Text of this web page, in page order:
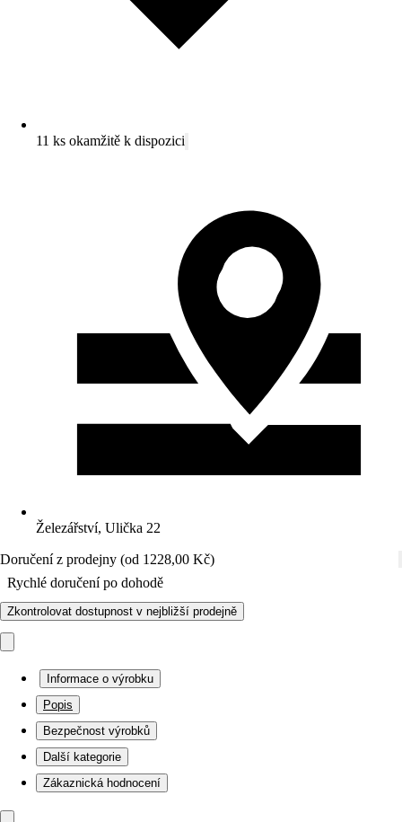
11 ks okamžitě k dispozici
Železářství, Ulička 22
Doručení z prodejny (od 1228,00 Kč)
Rychlé doručení po dohodě
Zkontrolovat dostupnost v nejbližší prodejně
Informace o výrobku
Popis
Bezpečnost výrobků
Další kategorie
Zákaznická hodnocení